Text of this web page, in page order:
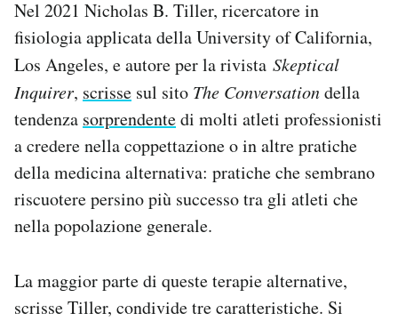
Nel 2021 Nicholas B. Tiller, ricercatore in
fisiologia applicata della University of California,
Los Angeles, e autore per la rivista Skeptical
Inquirer, scrisse sul sito The Conversationdella
tendenza sorprendentedi molti atleti professionisti
a credere nella coppettazione o in altre pratiche
della medicina alternativa: pratiche che sembrano
riscuotere persino più successo tra gli atleti che
nella popolazione generale.
La maggior parte di queste terapie alternative,
scrisse Tiller, condivide tre caratteristiche. Si